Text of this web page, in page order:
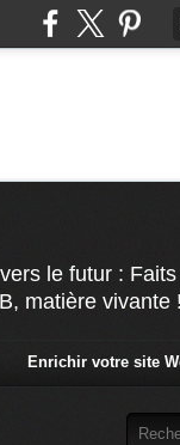
le futur :
matière vivante !
Enrichir votre site